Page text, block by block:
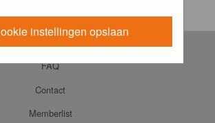
instellingen opslaan
FAQ
Contact
Memberlist